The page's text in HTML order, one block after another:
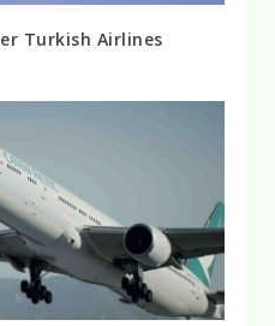
Turkish Airlines